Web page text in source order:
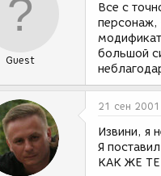
Guest
Все с
персонаж,
большой
21 сен 2001
Извини, я
Я
КАК ЖЕ